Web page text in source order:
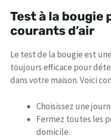
Test à la bougie
courants d’air
Le test de la bougie est
toujours efficace pour
dans votre maison. Voici
Choisissez une
Fermez toutes les
domicile.